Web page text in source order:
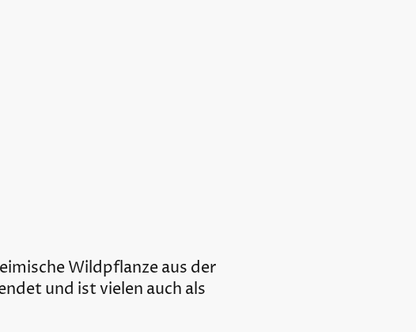
Wildpflanze aus der
und ist vielen auch als